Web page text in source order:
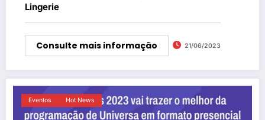
Lingerie
Consulte mais informação 21/06/2023
Eventos Hot News